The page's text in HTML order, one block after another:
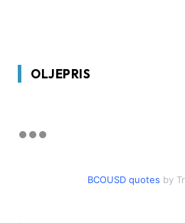
OLJEPRIS
BCOUSD quotes by